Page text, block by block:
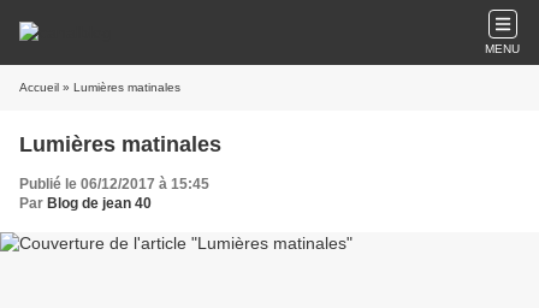
MENU
Accueil » Lumières matinales
Lumières matinales
Publié le 06/12/2017 à 15:45
Par Blog de jean 40